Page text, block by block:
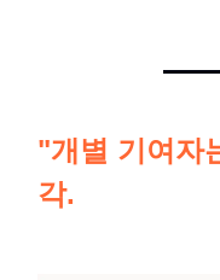
"개별 기여자
각.